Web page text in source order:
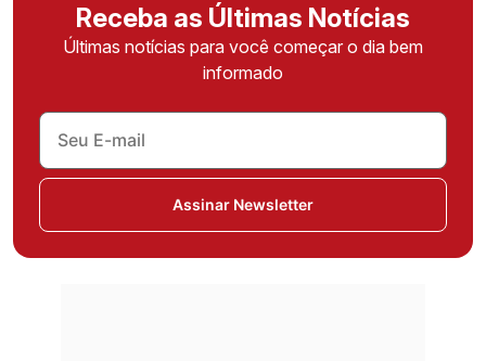
Receba as Últimas Notícias
Últimas notícias para você começar o dia bem
informado
Assinar Newsletter